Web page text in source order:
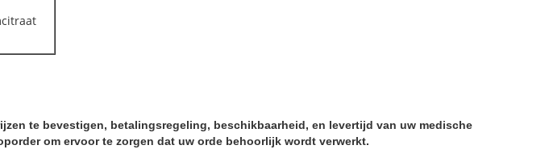
te bevestigen, betalingsregeling, beschikbaarheid, en levertijd van uw medische
om ervoor te zorgen dat uw orde behoorlijk wordt verwerkt.